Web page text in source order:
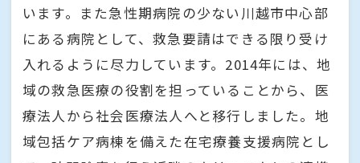
います。また急性期病院の少ない川越市中心部
にある病院として、救急要請はできる限り受け
入れるように尽力しています。2014年には、地
域の救急医療の役割を担っていることから、医
療法人から社会医療法人へと移行しました。地
域包括ケア病棟を備えた在宅療養支援病院とし